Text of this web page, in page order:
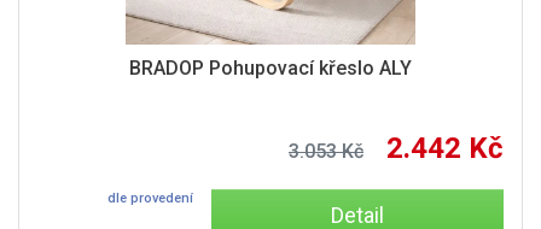
BRADOP Pohupovací křeslo ALY
3.053 Kč 2.442 Kč
dle provedení
Detail